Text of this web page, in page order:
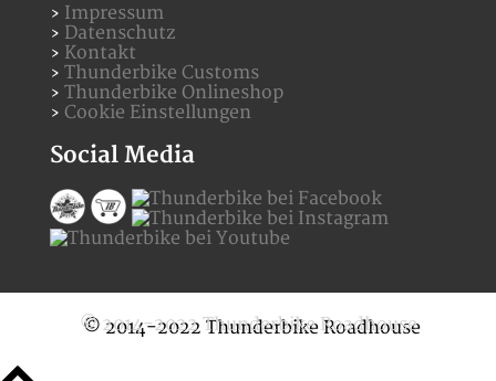
Impressum
Datenschutz
Kontakt
Thunderbike Customs
Thunderbike Onlineshop
Cookie Einstellungen
Social Media
© 2014-2022 Thunderbike Roadhouse